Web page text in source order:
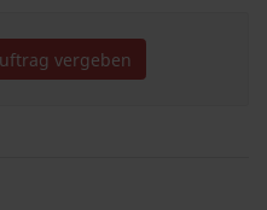
vergeben